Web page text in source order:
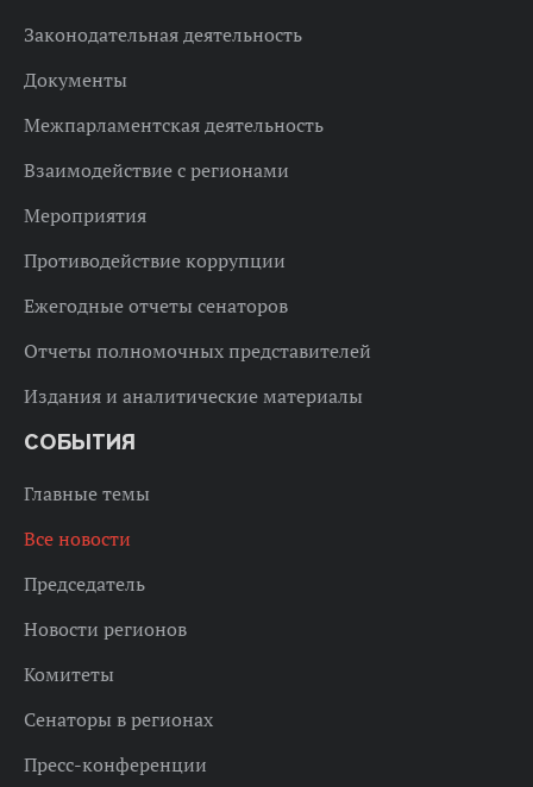
Законодательная деятельность
Документы
Межпарламентская деятельность
Взаимодействие с регионами
Мероприятия
Противодействие коррупции
Ежегодные отчеты сенаторов
Отчеты полномочных представителей
Издания и аналитические материалы
СОБЫТИЯ
Главные темы
Все новости
Председатель
Новости регионов
Комитеты
Сенаторы в регионах
Пресс-конференции